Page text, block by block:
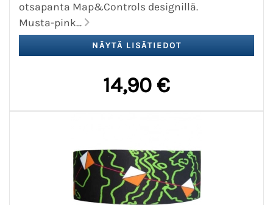
otsapanta Map&Controls designillä.
Musta-pink...
14,90 €